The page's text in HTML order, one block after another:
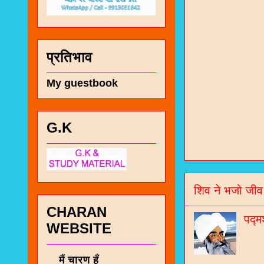
शिव ने भजो जीव
प्रतिभाव
My guestbook
G.K
CHARAN
WEBSITE
मैं चारण हूँ